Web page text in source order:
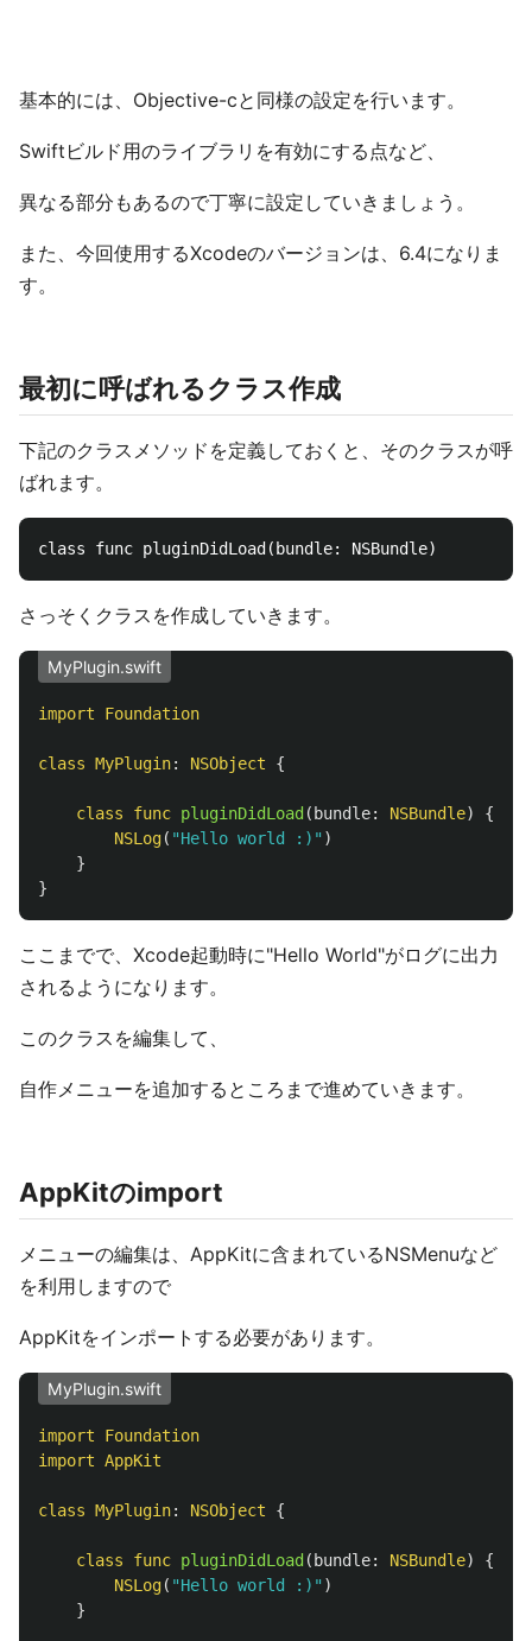
基本的には、Objective-cと同様の設定を行います。
Swiftビルド用のライブラリを有効にする点など、
異なる部分もあるので丁寧に設定していきましょう。
また、今回使用するXcodeのバージョンは、6.4になりま
す。
最初に呼ばれるクラス作成
下記のクラスメソッドを定義しておくと、そのクラスが呼
ばれます。
さっそくクラスを作成していきます。
MyPlugin.swift
import Foundation
class MyPlugin: NSObject {
class func pluginDidLoad ( bundle: NSBundle)
{
NSLog( "Hello world :)" )
}
}
ここまでで、Xcode起動時に"Hello World"がログに出力
されるようになります。
このクラスを編集して、
自作メニューを追加するところまで進めていきます。
AppKitのimport
メニューの編集は、AppKitに含まれているNSMenuなど
を利用しますので
AppKitをインポートする必要があります。
MyPlugin.swift
import
Foundation
import AppKit
class MyPlugin: NSObject {
class func pluginDidLoad ( bundle: NSBundle)
{
NSLog( "Hello world :)" )
}